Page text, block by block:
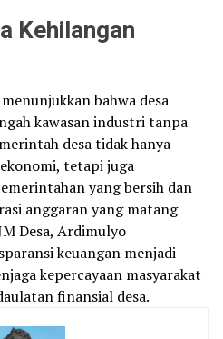
Kehilangan
bahwa desa
kawasan industri tanpa
desa tidak hanya
tetapi juga
yang bersih dan
anggaran yang matang
Desa, Ardimulyo
keuangan menjadi
kepercayaan masyarakat
finansial desa.